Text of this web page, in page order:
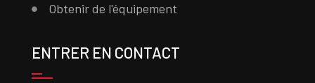
Obtenir de l'équipement
ENTRER EN CONTACT